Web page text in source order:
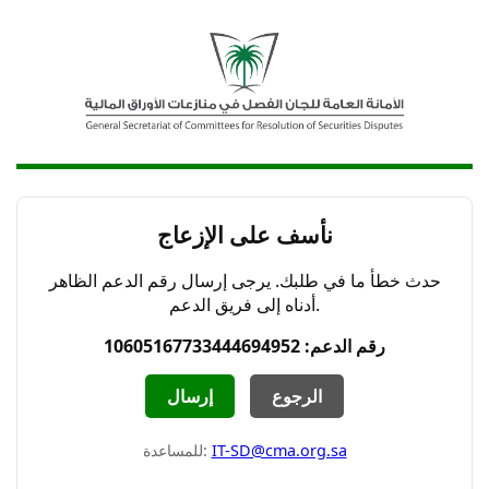
نأسف على الإزعاج
حدث خطأ ما في طلبك. يرجى إرسال رقم الدعم الظاهر
أدناه إلى فريق الدعم.
رقم الدعم: 10605167733444694952
إرسال الرجوع
للمساعدة: IT-SD@cma.org.sa